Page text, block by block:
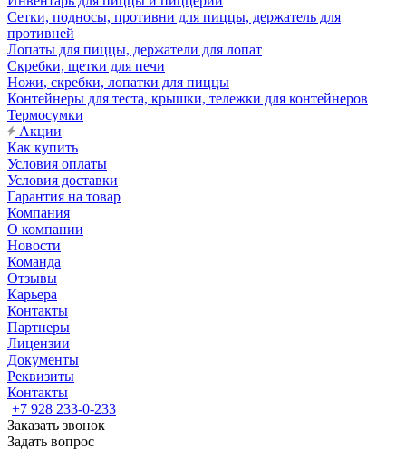
Сетки, подносы, противни для пиццы, держатель для
противней
Лопаты для пиццы, держатели для лопат
Скребки, щетки для печи
Ножи, скребки, лопатки для пиццы
Контейнеры для теста, крышки, тележки для контейнеров
Термосумки
Акции
Как купить
Условия оплаты
Условия доставки
Гарантия на товар
Компания
О компании
Новости
Команда
Отзывы
Карьера
Контакты
Партнеры
Лицензии
Документы
Реквизиты
Контакты
+7 928 233-0-233
Заказать звонок
Задать вопрос